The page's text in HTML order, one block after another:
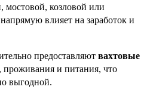
козловой или
влияет на заработок и
предоставляют вахтовые
проживания и питания, что
выгодной.